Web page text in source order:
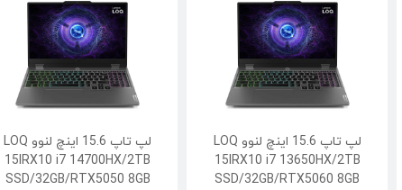
لپ تاپ 15.6 اینچ لنوو LOQ
15IRX10 i7 13650HX/2TB
SSD/32GB/RTX5060 8GB
لپ تاپ 15.6 اینچ لنوو LOQ
15IRX10 i7 14700HX/2TB
SSD/32GB/RTX5050 8GB